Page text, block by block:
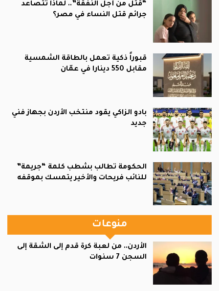
“قتل من أجل النفقة”.. لماذا تتصاعد
جرائم قتل النساء في مصر؟
قبوراً ذكية تعمل بالطاقة الشمسية
مقابل 550 دينارا في عمّان
بادو الزاكي يقود منتخب الأردن بجهاز فني
جديد
الحكومة تطالب بشطب كلمة “جريمة”
للنائب فريحات والأخير يتمسك بموقفه
منوعات
الأردن.. من لعبة كرة قدم إلى الشقة إلى
السجن 7 سنوات